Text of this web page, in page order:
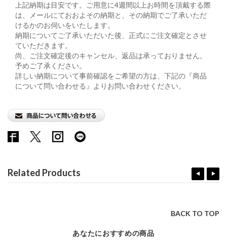
上記納期は目安です。ご用意に4週間以上お時間を頂戴する際
は、メールにておおよその納期と、その納期でご了承いただ
けるかのお伺いをいたします。
納期についてご了承いただいた後、正式にご注文確定とさせ
ていただきます。
尚、ご注文確定後のキャンセル、返品は承っておりません。
予めご了承ください。
詳しい納期について事前確認をご希望の方は、下記の『商品
について問い合わせる』よりお問い合わせください。
Related Products
BACK TO TOP
あなたにおすすめの商品